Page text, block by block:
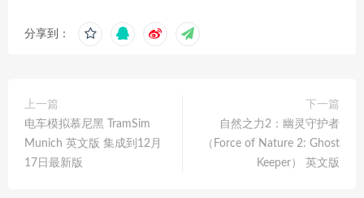
分享到：
上一篇
电车模拟慕尼黑 TramSim
Munich 英文版 集成到12月
17日最新版
下一篇
自然之力2：幽灵守护者
（Force of Nature 2: Ghost
Keeper） 英文版